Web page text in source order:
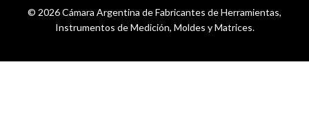
© 2026 Cámara Argentina de Fabricantes de Herramientas,
Instrumentos de Medición, Moldes y Matrices.